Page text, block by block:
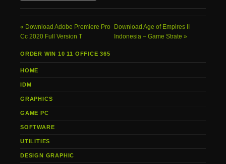
Download Adobe Premiere Pro
Cc 2020 Full Version T
Download Age of Empires II
Indonesia – Game Strate
ORDER WIN 10 11 OFFICE 365
HOME
IDM
GRAPHICS
GAME PC
SOFTWARE
UTILITIES
DESIGN GRAPHIC